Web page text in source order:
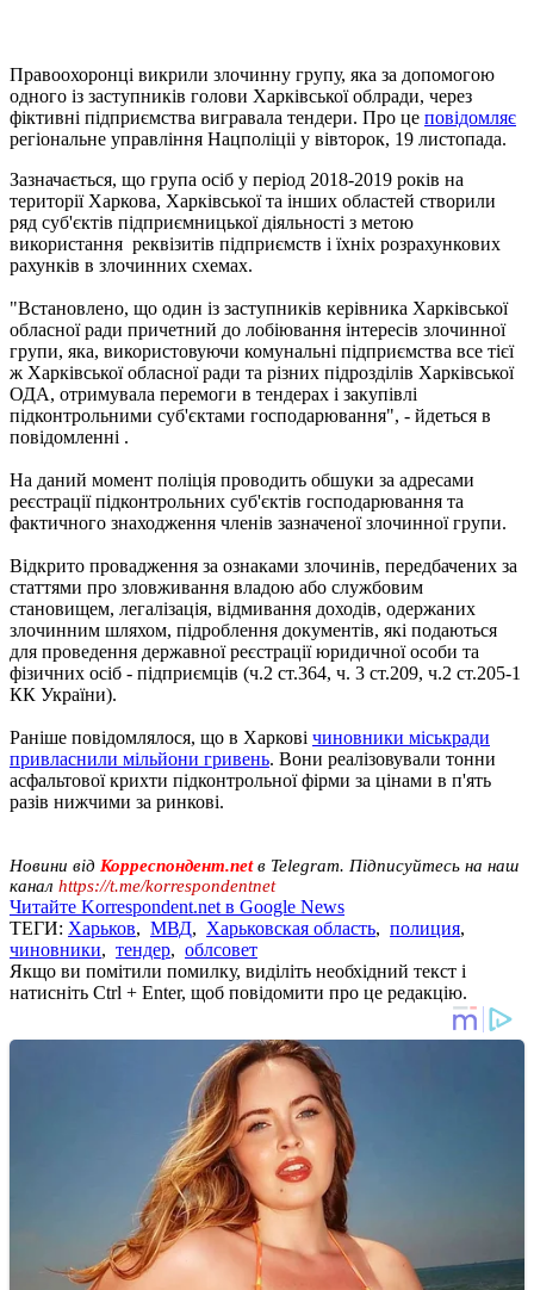
Правоохоронці викрили злочинну групу, яка за допомогою
одного із заступників голови Харківської облради, через
фіктивні підприємства вигравала тендери. Про це повідомляє
регіональне управління Нацполіціі у вівторок, 19 листопада.
Зазначається, що група осіб у період 2018-2019 років на
території Харкова, Харківської та інших областей створили
ряд суб'єктів підприємницької діяльності з метою
використання реквізитів підприємств і їхніх розрахункових
рахунків в злочинних схемах.
"Встановлено, що один із заступників керівника Харківської
обласної ради причетний до лобіювання інтересів злочинної
групи, яка, використовуючи комунальні підприємства все тієї
ж Харківської обласної ради та різних підрозділів Харківської
ОДА, отримувала перемоги в тендерах і закупівлі
підконтрольними суб'єктами господарювання", - йдеться в
повідомленні .
На даний момент поліція проводить обшуки за адресами
реєстрації підконтрольних суб'єктів господарювання та
фактичного знаходження членів зазначеної злочинної групи.
Відкрито провадження за ознаками злочинів, передбачених за
статтями про зловживання владою або службовим
становищем, легалізація, відмивання доходів, одержаних
злочинним шляхом, підроблення документів, які подаються
для проведення державної реєстрації юридичної особи та
фізичних осіб - підприємців (ч.2 ст.364, ч. 3 ст.209, ч.2 ст.205-1
КК України).
Раніше повідомлялося, що в Харкові чиновники міськради
привласнили мільйони гривень. Вони реалізовували тонни
асфальтової крихти підконтрольної фірми за цінами в п'ять
разів нижчими за ринкові.
Новини від Корреспондент.netв Telegram. Підписуйтесь на наш
канал https://t.me/korrespondentnet
Читайте Korrespondent.net в Google News
ТЕГИ: Харьков, МВД, Харьковская область, полиция,
чиновники, тендер, облсовет
Якщо ви помітили помилку, виділіть необхідний текст і
натисніть Ctrl + Enter, щоб повідомити про це редакцію.